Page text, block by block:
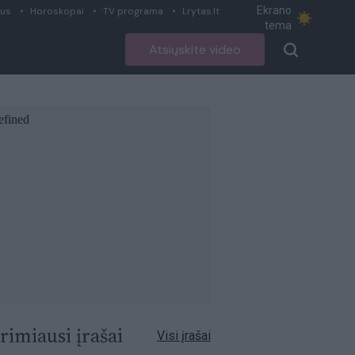
Horoskopai TV programa Lrytas.lt
Ekrano
tema
Atsiųskite video
įrašai Visi įrašai